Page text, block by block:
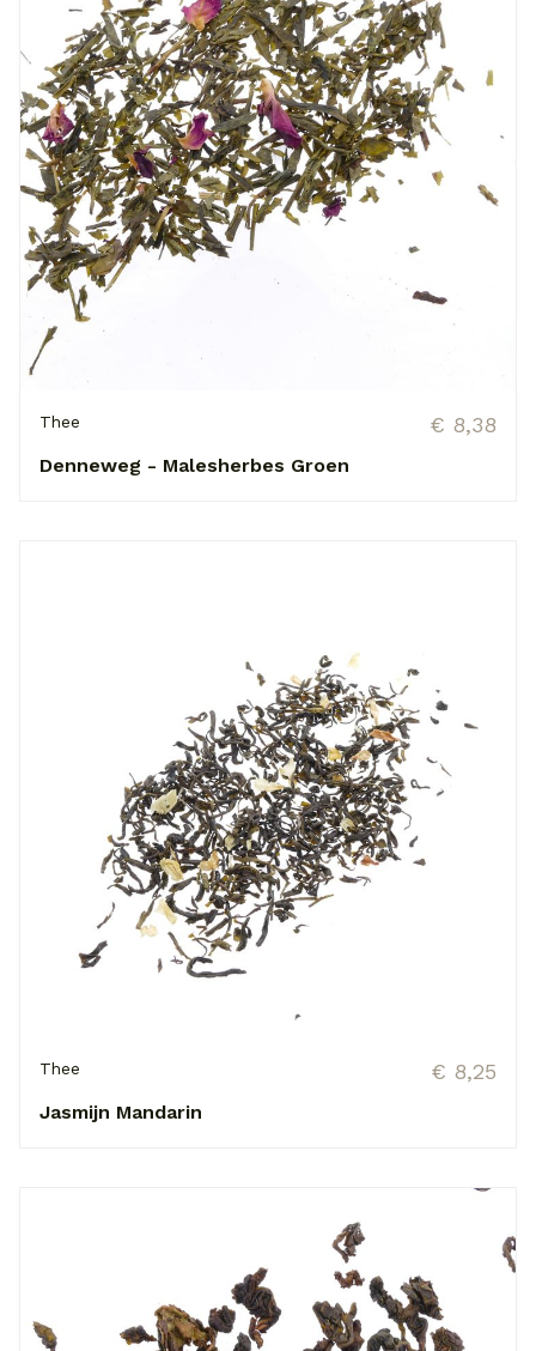
Thee € 8,38
Denneweg - Malesherbes Groen
Thee € 8,25
Jasmijn Mandarin